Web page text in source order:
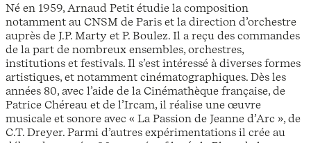
Né en 1959, Arnaud Petit étudie la composition
notamment au CNSM de Paris et la direction d’orchestre
auprès de J.P. Marty et P. Boulez. Il a reçu des commandes
de la part de nombreux ensembles, orchestres,
institutions et festivals. Il s’est intéressé à diverses formes
artistiques, et notamment cinématographiques. Dès les
années 80, avec l’aide de la Cinémathèque française, de
Patrice Chéreau et de l’Ircam, il réalise une œuvre
musicale et sonore avec « La Passion de Jeanne d’Arc », de
C.T. Dreyer. Parmi d’autres expérimentations il crée au